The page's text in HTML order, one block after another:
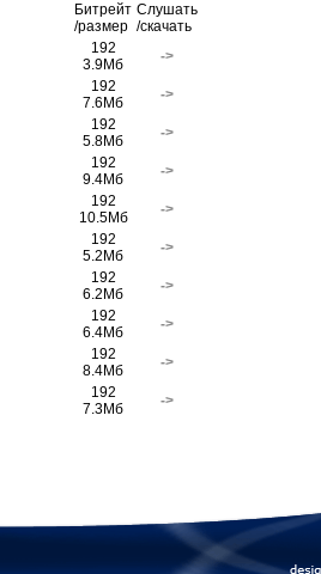
Битрейт
/размер
Слушать
/скачать
192
3.9Мб
->
192
7.6Мб
->
192
5.8Мб
->
192
9.4Мб
->
192
10.5Мб
->
192
5.2Мб
->
192
6.2Мб
->
192
6.4Мб
->
192
8.4Мб
->
192
7.3Мб
->